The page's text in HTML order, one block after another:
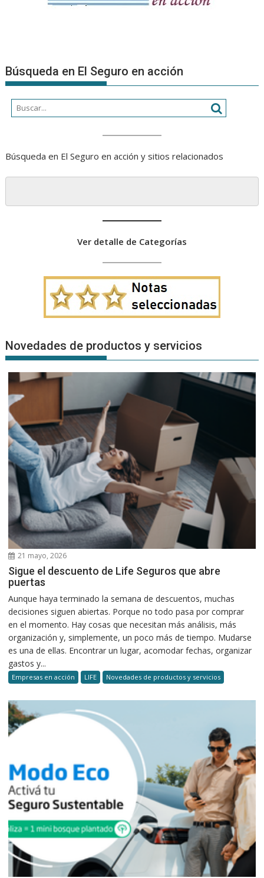
Búsqueda en El Seguro en acción
Búsqueda en El Seguro en acción y sitios relacionados
Ver detalle de Categorías
Novedades de productos y servicios
21 mayo, 2026
Sigue el descuento de Life Seguros que abre
puertas
Aunque haya terminado la semana de descuentos, muchas
decisiones siguen abiertas. Porque no todo pasa por comprar
en el momento. Hay cosas que necesitan más análisis, más
organización y, simplemente, un poco más de tiempo. Mudarse
es una de ellas. Encontrar un lugar, acomodar fechas, organizar
gastos y...
Empresas en acción LIFE Novedades de productos y servicios